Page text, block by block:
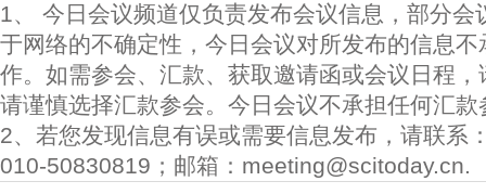
1、 今日会议频道仅负责发布会议信息，部分会
于网络的不确定性，今日会议对所发布的信息
作。如需参会、汇款、获取邀请函或会议日程
请谨慎选择汇款参会。今日会议不承担任何汇款
2、若您发现信息有误或需要信息发布，请联系
010-50830819；邮箱：meeting@scitoday.cn.